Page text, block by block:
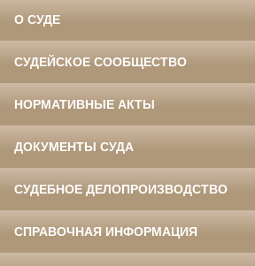
О СУДЕ
СУДЕЙСКОЕ СООБЩЕСТВО
НОРМАТИВНЫЕ АКТЫ
ДОКУМЕНТЫ СУДА
СУДЕБНОЕ ДЕЛОПРОИЗВОДСТВО
СПРАВОЧНАЯ ИНФОРМАЦИЯ